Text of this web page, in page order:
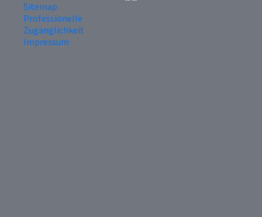
Sitemap
Professionelle
Zugänglichkeit
Impressum